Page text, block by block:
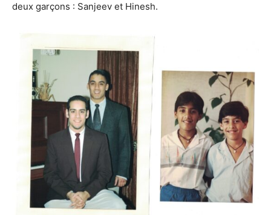
deux garçons : Sanjeev et Hinesh.